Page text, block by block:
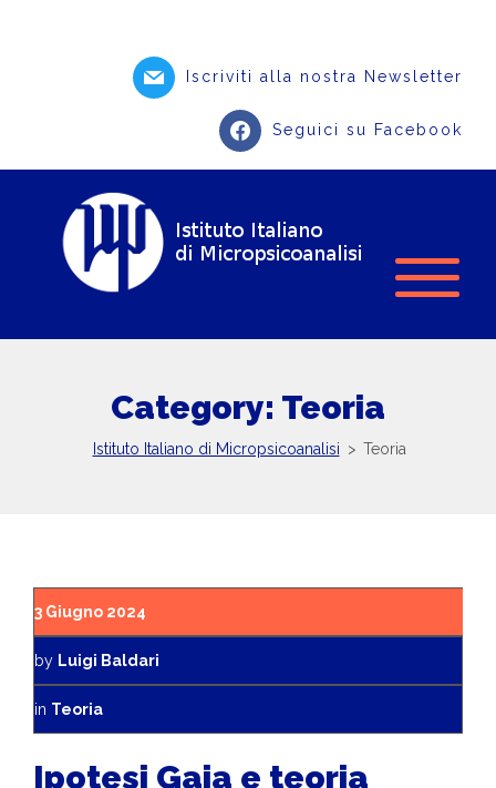
Iscriviti alla nostra Newsletter
Seguici su Facebook
Category: Teoria
Istituto Italiano di Micropsicoanalisi > Teoria
3 Giugno 2024
by Luigi Baldari
in Teoria
Ipotesi Gaia e teoria